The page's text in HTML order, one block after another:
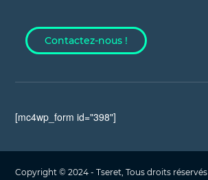
Contactez-nous !
[mc4wp_form id="398"]
Copyright © 2024 - Tseret, Tous droits réservés